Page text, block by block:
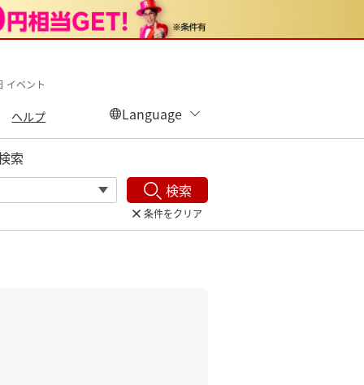
イベント
ヘルプ
索
検索
条件をクリア